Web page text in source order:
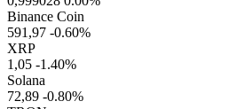
Binance Coin
591,97 -0.60%
XRP
1,05 -1.40%
Solana
72,89 -0.80%